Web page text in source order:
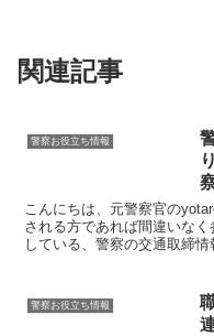
関連記事
警察お役立ち情報
こんにちは、元警察官の
される方であれば間違いな
している、警察の交通取締
警察お役立ち情報